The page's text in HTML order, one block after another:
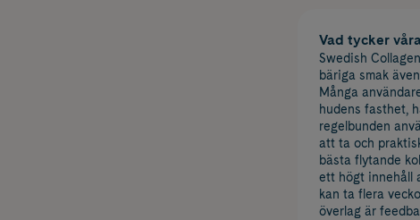
Vad tycker
Swedish
bäriga smak
Många
hudens fasthet,
regelbunden
att ta och
bästa flytande
ett högt innehåll
kan ta flera
överlag är